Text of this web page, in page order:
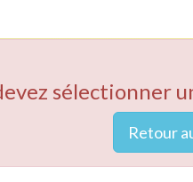
sélectionner
Retour